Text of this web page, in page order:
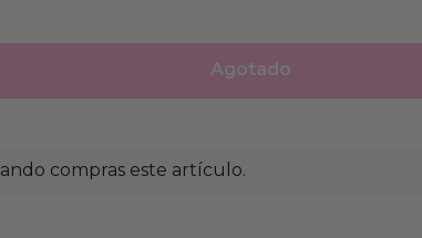
Agotado
compras este artículo.